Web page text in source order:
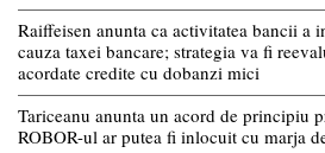
Raiffeisen anunta ca activitatea bancii a
cauza taxei bancare; strategia va fi
acordate credite cu dobanzi mici
Tariceanu anunta un acord de principiu
ROBOR-ul ar putea fi inlocuit cu marja